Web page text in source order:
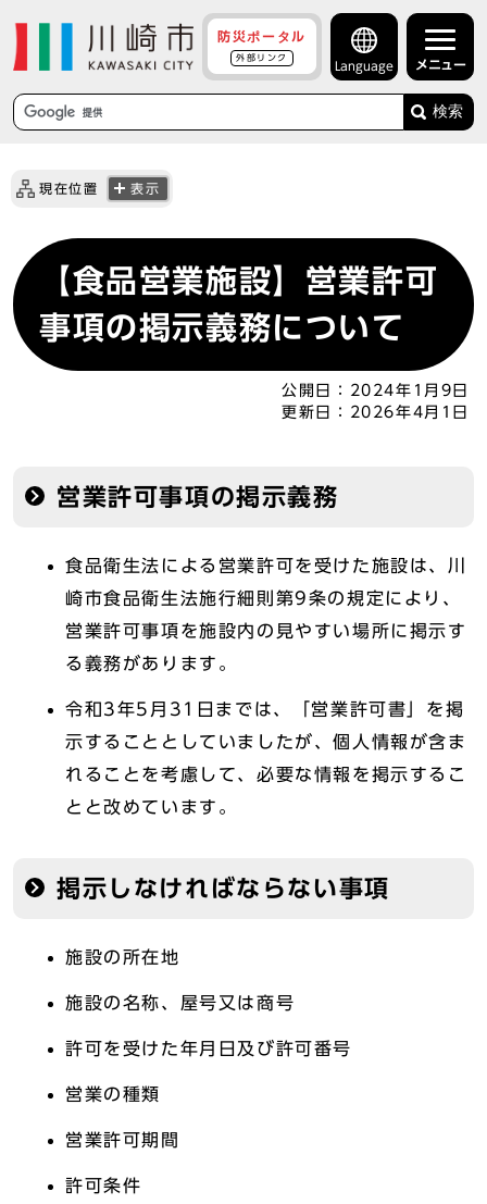
防災ポータル
外部リンク
Language メニュー
検索
現在位置 表示
【食品営業施設】営業許可
事項の掲示義務について
公開日：
2024年1月9日
更新日：
2026年4月1日
営業許可事項の掲示義務
食品衛生法による営業許可を受けた施設は、川
崎市食品衛生法施行細則第9条の規定により、
営業許可事項を施設内の見やすい場所に掲示す
る義務があります。
令和3年5月31日までは、「営業許可書」を掲
示することとしていましたが、個人情報が含ま
れることを考慮して、必要な情報を掲示するこ
とと改めています。
掲示しなければならない事項
施設の所在地
施設の名称、屋号又は商号
許可を受けた年月日及び許可番号
営業の種類
営業許可期間
許可条件